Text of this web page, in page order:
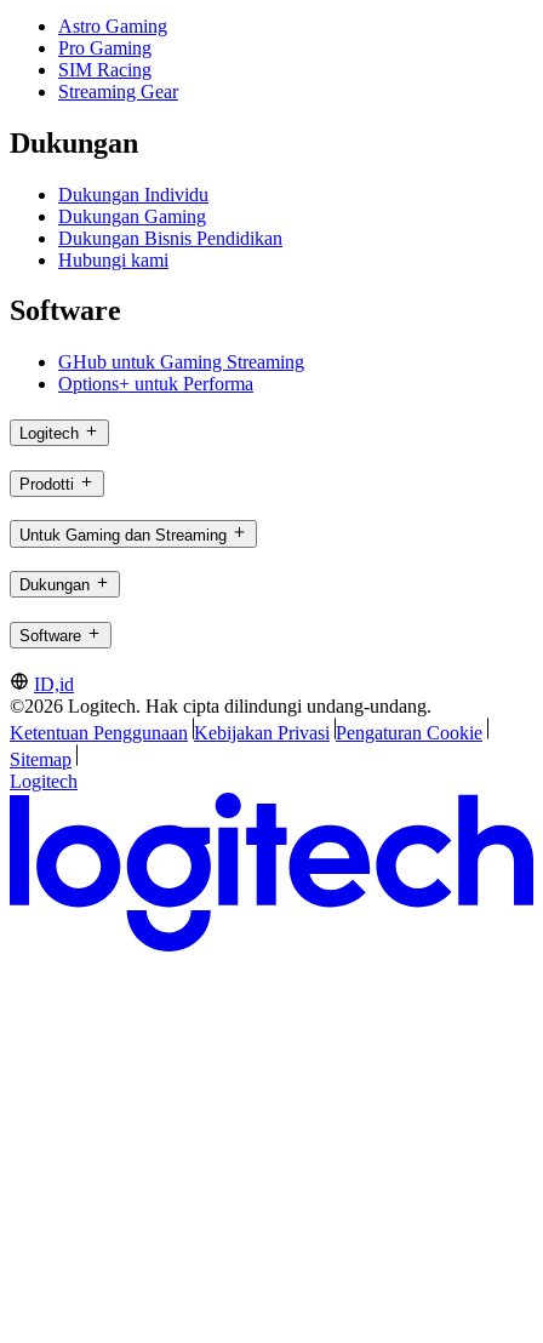
Astro Gaming
Pro Gaming
SIM Racing
Streaming Gear
Dukungan
Dukungan Individu
Dukungan Gaming
Dukungan Bisnis Pendidikan
Hubungi kami
Software
GHub untuk Gaming Streaming
Options+ untuk Performa
Logitech
Prodotti
Untuk Gaming dan Streaming
Dukungan
Software
ID,id
©2026 Logitech. Hak cipta dilindungi undang-undang.
Ketentuan Penggunaan Kebijakan Privasi Pengaturan Cookie
Sitemap
Logitech